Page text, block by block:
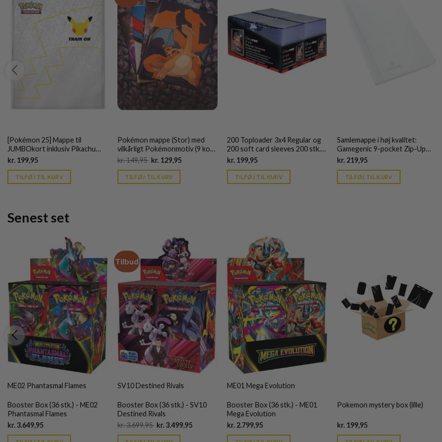
[Pokémon 25] Mappe til
JUMBOkort inklusiv Pikachu
jubilæums JUMBOkort
kr. 199,95Current
is:
kr. 39,95.
TILFØJ TIL KURV
Pokémon mappe (Stor) med
vilkårligt Pokémonmotiv (9 kort
pr. side)
kr.149,95 Original
was:
kr. 149,95.
kr.129,95Current
TILFØJ TIL KURV
200 Toploader 3x4 Regular og
200 soft card sleeves 200 stk.
top-loading (76x103mm) - Ultra
kr. 199,95Current
is:
kr. 39,95.
TILFØJ TIL KURV
Samlemappe i høj kvalitet:
Gamegenic 9-pocket Zip-Up
Album - Hvid
kr.219,95Current
is:
kr. 39,95.
TILFØJ TIL KURV
Senest set
ME02 Phantasmal Flames
Booster Box (36 stk.) - ME02
Phantasmal Flames
kr.3.649,95Current
is:
Tilbud
SV10 Destined Rivals
Booster Box (36 stk.) - SV10
Destined Rivals
kr.3.699,95 Original
was:
kr.3.499,95Current
ME01 Mega Evolution
Booster Box (36 stk.) - ME01
Mega Evolution
kr. 2.799,95Current
is:
Pokemon mystery box (lille)
kr.199,95Current
is: